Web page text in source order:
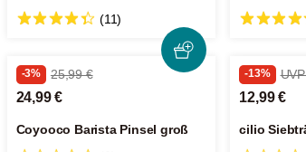
(11)
-3% 25,99 €
24,99 €
Coyooco Barista Pinsel groß
-13%
12,99 €
cilio